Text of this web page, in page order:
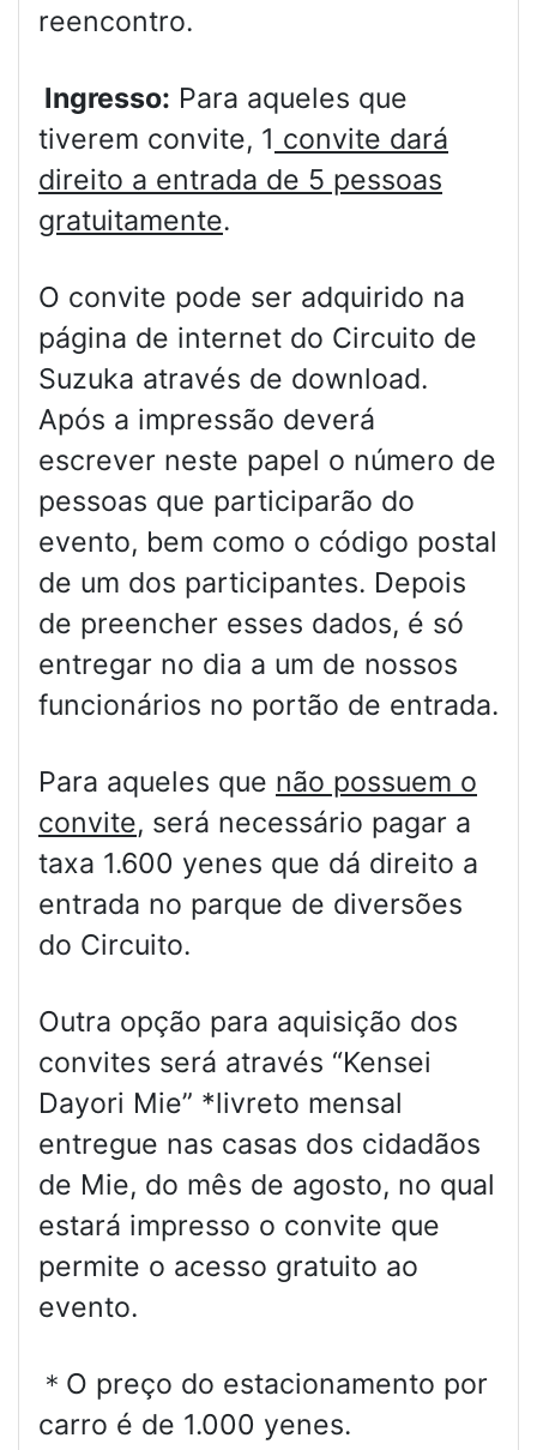
reencontro.
Ingresso: Para aqueles que
tiverem convite, 1 convite dará
direito a entrada de 5 pessoas
gratuitamente.
O convite pode ser adquirido na
página de internet do Circuito de
Suzuka através de download.
Após a impressão deverá
escrever neste papel o número de
pessoas que participarão do
evento, bem como o código postal
de um dos participantes. Depois
de preencher esses dados, é só
entregar no dia a um de nossos
funcionários no portão de entrada.
Para aqueles que não possuem o
convite, será necessário pagar a
taxa 1.600 yenes que dá direito a
entrada no parque de diversões
do Circuito.
Outra opção para aquisição dos
convites será através “Kensei
Dayori Mie” *livreto mensal
entregue nas casas dos cidadãos
de Mie, do mês de agosto, no qual
estará impresso o convite que
permite o acesso gratuito ao
evento.
＊O preço do estacionamento por
carro é de 1.000 yenes.